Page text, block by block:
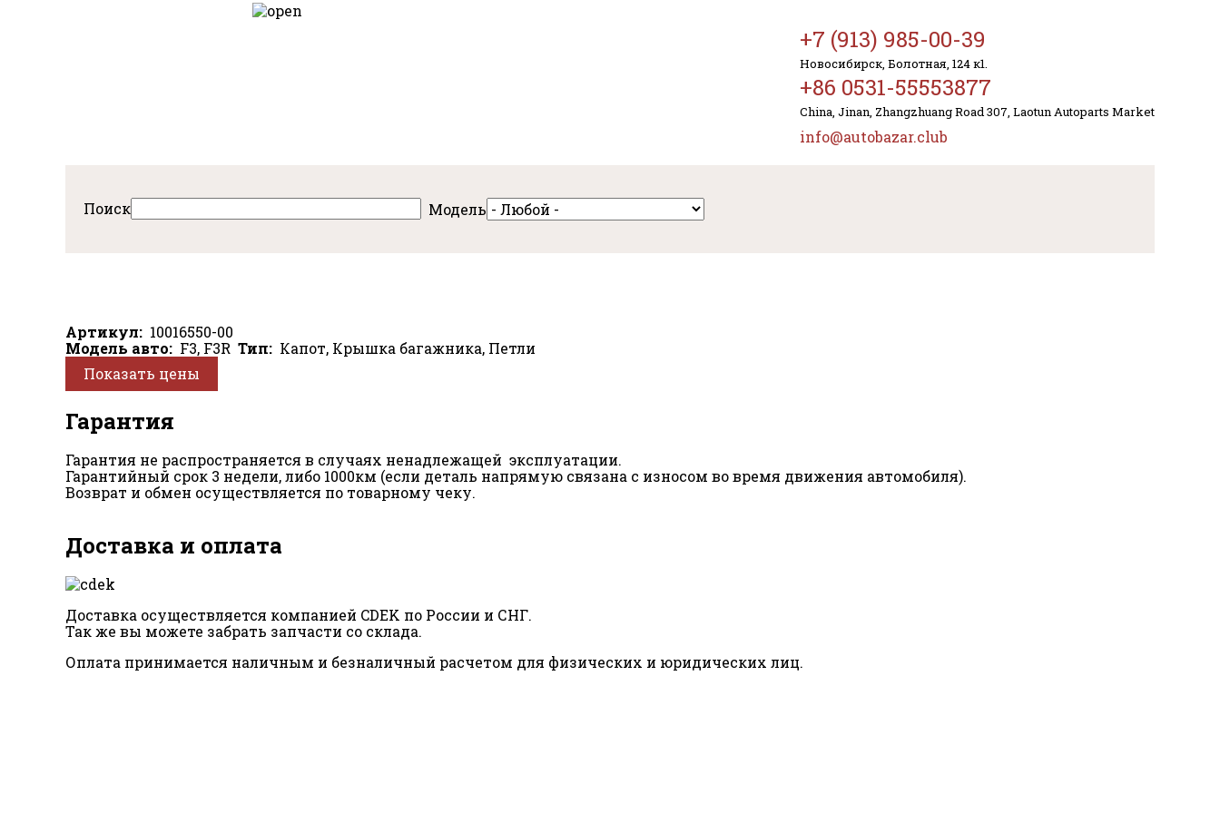
+7 (913) 985-00-39
Новосибирск, Болотная, 124 к1.
+86 0531-55553877
China, Jinan, Zhangzhuang Road 307, Laotun Autoparts Market
info@autobazar.club
Поиск Модель
Артикул
10016550-00
Модель авто
F3, F3R Тип
Капот, Крышка багажника, Петли
Показать цены
Гарантия
Гарантия не распространяется в случаях ненадлежащей эксплуатации.
Гарантийный срок 3 недели, либо 1000км (если деталь напрямую связана с износом во время движения автомобиля).
Возврат и обмен осуществляется по товарному чеку.
Доставка и оплата
Доставка осуществляется компанией CDEK по России и СНГ.
Так же вы можете забрать запчасти со склада.
Оплата принимается наличным и безналичный расчетом для физических и юридических лиц.